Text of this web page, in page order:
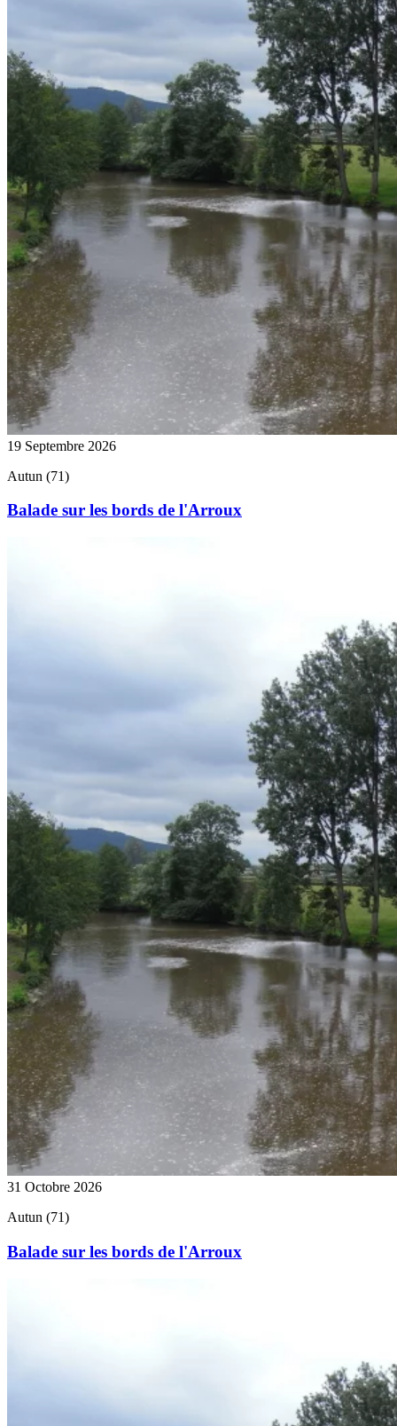
19 Septembre 2026
Autun (71)
Balade sur les bords de l'Arroux
31 Octobre 2026
Autun (71)
Balade sur les bords de l'Arroux